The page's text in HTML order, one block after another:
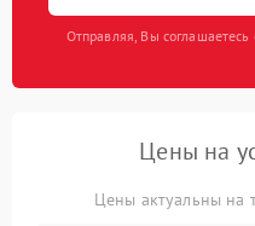
Отправляя, Вы
Цены на
Цены актуальны на